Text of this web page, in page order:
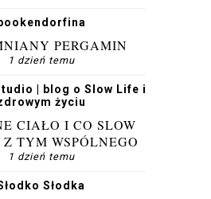
bookendorfina
PERGAMIN
1 dzień temu
| blog o Slow Life i
życiu
CIAŁO I CO SLOW
TYM WSPÓLNEGO
1 dzień temu
Słodka